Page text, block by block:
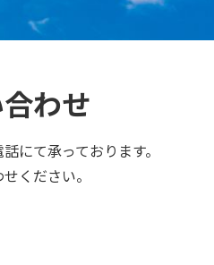
わせ
にて承っております。
ください。